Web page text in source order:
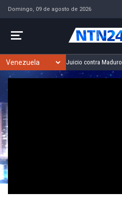
Domingo, 09 de agosto de 2026
Juicio contra Maduro